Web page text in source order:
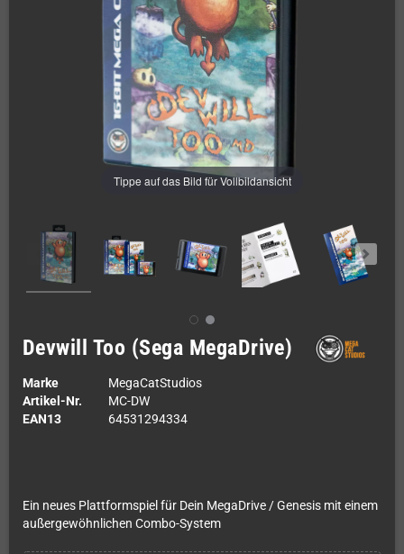
Tippe auf das Bild für Vollbildansicht
Devwill Too (Sega MegaDrive)
Marke
MegaCatStudios
Artikel-Nr.
MC-DW
EAN13
64531294334
Ein neues Plattformspiel für Dein MegaDrive / Genesis mit einem
außergewöhnlichen Combo-System